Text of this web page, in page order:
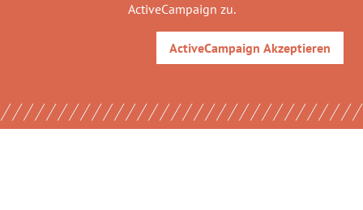
ActiveCampaign zu.
ActiveCampaign Akzeptieren